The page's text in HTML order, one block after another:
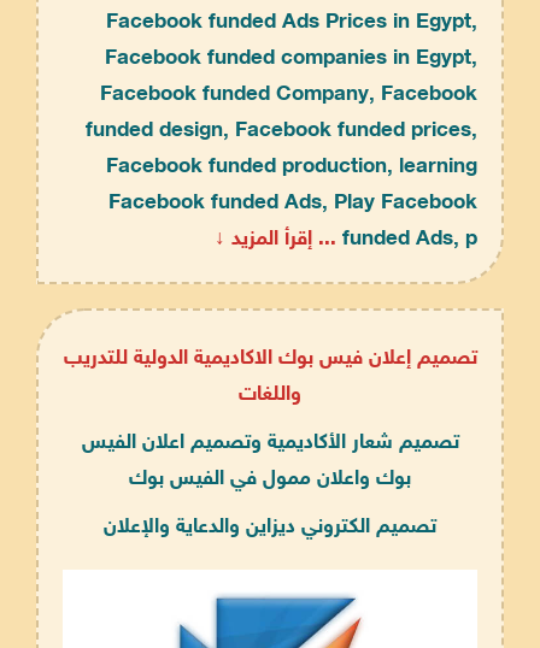
Facebook funded Ads Prices in Egypt,
Facebook funded companies in Egypt,
Facebook funded Company, Facebook
funded design, Facebook funded prices,
Facebook funded production, learning
Facebook funded Ads, Play Facebook
funded Ads, p ... إقرأ المزيد ↓
تصميم إعلان فيس بوك الاكاديمية الدولية للتدريب
واللغات
تصميم شعار الأكاديمية وتصميم اعلان الفيس
بوك واعلان ممول في الفيس بوك
تصميم الكتروني ديزاين والدعاية والإعلان